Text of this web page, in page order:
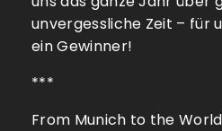
unvergessliche Zeit – für
ein Gewinner!
***
From Munich to the